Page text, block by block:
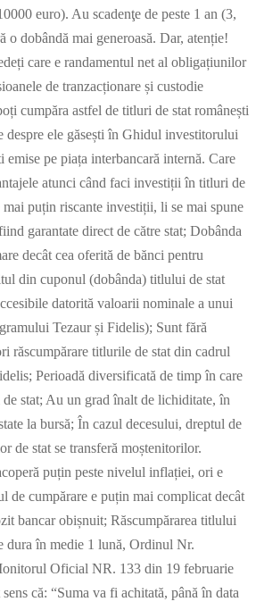
euro). Au scadenţe de peste 1 an (3,
o dobândă mai generoasă. Dar, atenție!
care e randamentul net al obligațiunilor
de tranzacționare și custodie
cumpăra astfel de titluri de stat românești
despre ele găsești în Ghidul investitorului
emise pe piața interbancară internă. Care
atunci când faci investiții în titluri de
mai puțin riscante investiții, li se mai spune
garantate direct de către stat; Dobânda
decât cea oferită de bănci pentru
din cuponul (dobânda) titlului de stat
datorită valoarii nominale a unui
Tezaur și Fidelis); Sunt fără
răscumpărare titlurile de stat din cadrul
Perioadă diversificată de timp în care
stat; Au un grad înalt de lichiditate, în
la bursă; În cazul decesului, dreptul de
de stat se transferă moștenitorilor.
puțin peste nivelul inflației, ori e
de cumpărare e puțin mai complicat decât
bancar obișnuit; Răscumpărarea titlului
dura în medie 1 lună, Ordinul Nr.
Oficial NR. 133 din 19 februarie
că: “Suma va fi achitată, până în data